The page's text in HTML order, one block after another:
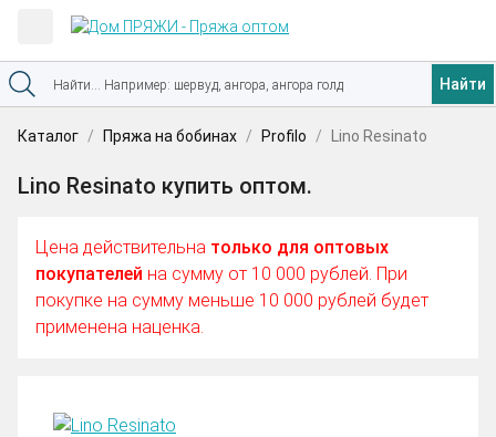
Найти
Каталог Пряжа на бобинах Profilo Lino Resinato
Lino Resinato купить оптом.
Цена действительна только для оптовых
покупателей на сумму от 10 000 рублей. При
покупке на сумму меньше 10 000 рублей будет
применена наценка.